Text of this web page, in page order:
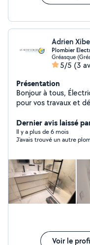
Adrien
Plombier
Gréasque
5/5 (3
Présentation
Bonjour à tous, Électricien et plombier, je suis disponible
pour vos travaux et
électriques, etc.
tarifs raisonnables. N'hésitez pas à me contacter pour
Dernier avis laissé
Il y a plus de 6 mois
J’avais trouvé un autre
Voir le